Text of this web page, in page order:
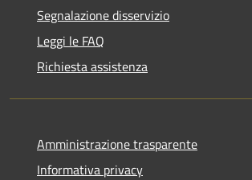
Segnalazione disservizio
Leggi le FAQ
Richiesta assistenza
Amministrazione trasparente
Informativa privacy